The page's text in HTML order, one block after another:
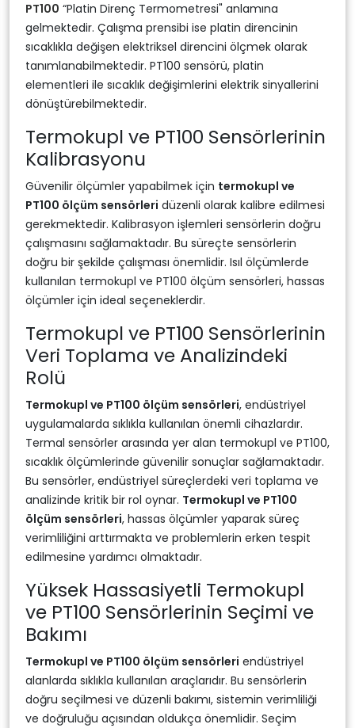
PT100 “Platin Direnç Termometresi" anlamına
gelmektedir. Çalışma prensibi ise platin direncinin
sıcaklıkla değişen elektriksel direncini ölçmek olarak
tanımlanabilmektedir. PT100 sensörü, platin
elementleri ile sıcaklık değişimlerini elektrik sinyallerini
dönüştürebilmektedir.
Termokupl ve PT100 Sensörlerinin
Kalibrasyonu
Güvenilir ölçümler yapabilmek için termokupl ve
PT100 ölçüm sensörleri düzenli olarak kalibre edilmesi
gerekmektedir. Kalibrasyon işlemleri sensörlerin doğru
çalışmasını sağlamaktadır. Bu süreçte sensörlerin
doğru bir şekilde çalışması önemlidir. Isıl ölçümlerde
kullanılan termokupl ve PT100 ölçüm sensörleri, hassas
ölçümler için ideal seçeneklerdir.
Termokupl ve PT100 Sensörlerinin
Veri Toplama ve Analizindeki
Rolü
Termokupl ve PT100 ölçüm sensörleri, endüstriyel
uygulamalarda sıklıkla kullanılan önemli cihazlardır.
Termal sensörler arasında yer alan termokupl ve PT100,
sıcaklık ölçümlerinde güvenilir sonuçlar sağlamaktadır.
Bu sensörler, endüstriyel süreçlerdeki veri toplama ve
analizinde kritik bir rol oynar. Termokupl ve PT100
ölçüm sensörleri, hassas ölçümler yaparak süreç
verimliliğini arttırmakta ve problemlerin erken tespit
edilmesine yardımcı olmaktadır.
Yüksek Hassasiyetli Termokupl
ve PT100 Sensörlerinin Seçimi ve
Bakımı
Termokupl ve PT100 ölçüm sensörleri endüstriyel
alanlarda sıklıkla kullanılan araçlarıdır. Bu sensörlerin
doğru seçilmesi ve düzenli bakımı, sistemin verimliliği
ve doğruluğu açısından oldukça önemlidir. Seçim